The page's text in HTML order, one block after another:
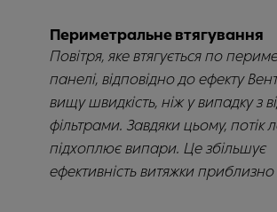
Периметральне втягування
Повітря, яке втягується по
панелі, відповідно до ефекту
вищу швидкість, ніж у випадку з
фільтрами. Завдяки цьому, потік
підхоплює випари. Це збільшує
ефективність витяжки